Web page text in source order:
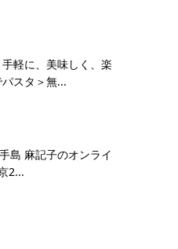
手軽に、美味しく、楽
スタ＞無...
島 麻記子のオンライ
2...